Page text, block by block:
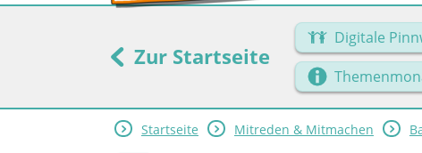
Zur Startseite
Digitale
Startseite Mitreden & Mitmachen